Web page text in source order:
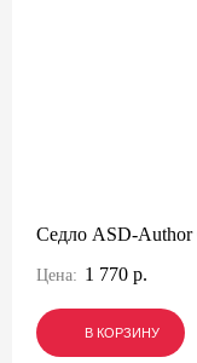
Седло ASD-Author
Цена: 1 770 р.
В КОРЗИНУ
В КОРЗИНУ
В КОРЗИНУ